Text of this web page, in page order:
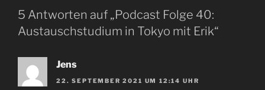
5 Antworten auf „Podcast Folge 40:
Austauschstudium in Tokyo mit Erik“
Jens
22. SEPTEMBER 2021 UM 12:14 UHR